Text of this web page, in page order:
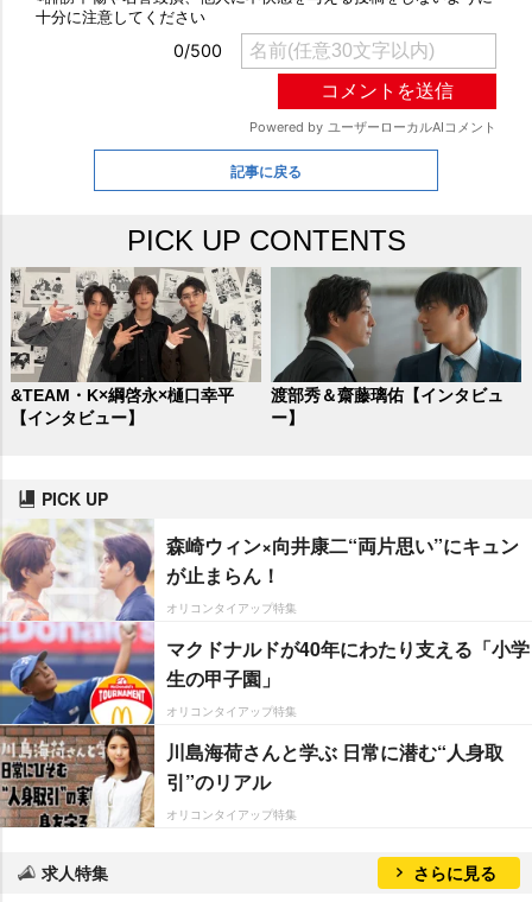
記事に戻る
PICK UP CONTENTS
&TEAM・K×綱啓永×樋口幸平
【インタビュー】
渡部秀＆齋藤璃佑【インタビュ
ー】
PICK UP
森崎ウィン×向井康二“両片思い”にキュン
が止まらん！
オリコンタイアップ特集
マクドナルドが40年にわたり支える「小学
生の甲子園」
オリコンタイアップ特集
川島海荷さんと学ぶ 日常に潜む“人身取
引”のリアル
オリコンタイアップ特集
求人特集 さらに見る